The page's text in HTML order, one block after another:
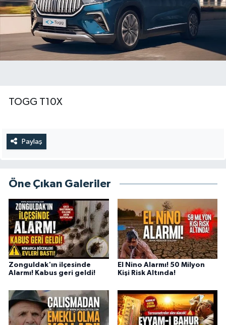
TOGG T10X
Paylaş
Öne Çıkan Galeriler
Zonguldak'ın ilçesinde
Alarmı! Kabus geri geldi!
El Nino Alarmı! 50 Milyon
Kişi Risk Altında!